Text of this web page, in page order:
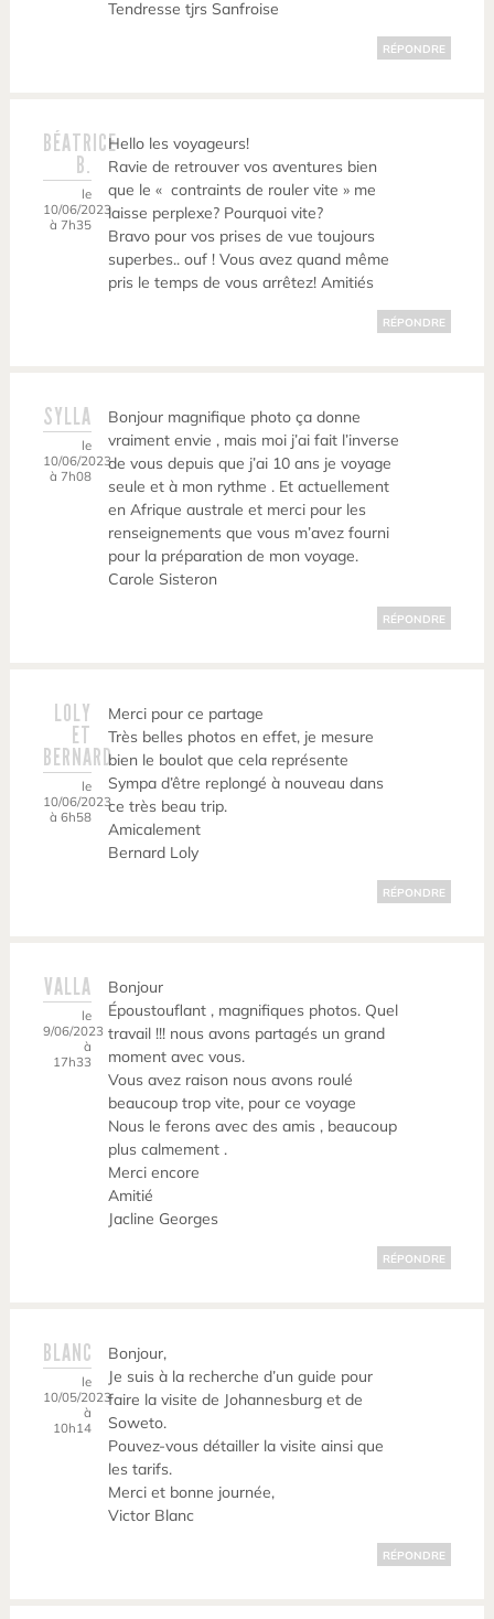
Tendresse tjrs Sanfroise
RÉPONDRE
BÉATRICE
B.
le
10/06/2023
à 7h35
Hello les voyageurs!
Ravie de retrouver vos aventures bien
que le « contraints de rouler vite » me
laisse perplexe? Pourquoi vite?
Bravo pour vos prises de vue toujours
superbes.. ouf ! Vous avez quand même
pris le temps de vous arrêtez! Amitiés
RÉPONDRE
SYLLA
le
10/06/2023
à 7h08
Bonjour magnifique photo ça donne
vraiment envie , mais moi j’ai fait l’inverse
de vous depuis que j’ai 10 ans je voyage
seule et à mon rythme . Et actuellement
en Afrique australe et merci pour les
renseignements que vous m’avez fourni
pour la préparation de mon voyage.
Carole Sisteron
RÉPONDRE
LOLY
ET
BERNARD
le
10/06/2023
à 6h58
Merci pour ce partage
Très belles photos en effet, je mesure
bien le boulot que cela représente
Sympa d’être replongé à nouveau dans
ce très beau trip.
Amicalement
Bernard Loly
RÉPONDRE
VALLA
le
9/06/2023
à
17h33
Bonjour
Époustouflant , magnifiques photos. Quel
travail !!! nous avons partagés un grand
moment avec vous.
Vous avez raison nous avons roulé
beaucoup trop vite, pour ce voyage
Nous le ferons avec des amis , beaucoup
plus calmement .
Merci encore
Amitié
Jacline Georges
RÉPONDRE
BLANC
le
10/05/2023
à
10h14
Bonjour,
Je suis à la recherche d’un guide pour
faire la visite de Johannesburg et de
Soweto.
Pouvez-vous détailler la visite ainsi que
les tarifs.
Merci et bonne journée,
Victor Blanc
RÉPONDRE